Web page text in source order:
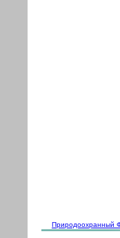
Природоохранный